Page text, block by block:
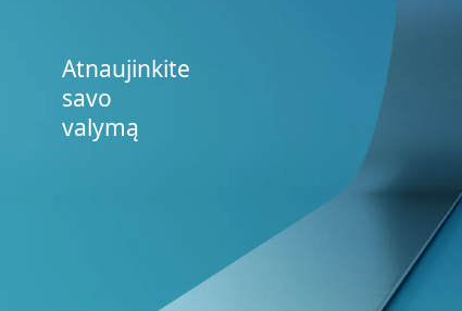
Atnaujinkite
savo
valymą